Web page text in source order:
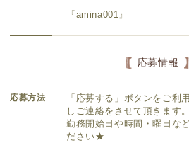
『amina001』
応募情報
応募方法
「応募する」ボタンをご利
しご連絡をさせて頂きます。
勤務開始日や時間・曜日な
ださい★